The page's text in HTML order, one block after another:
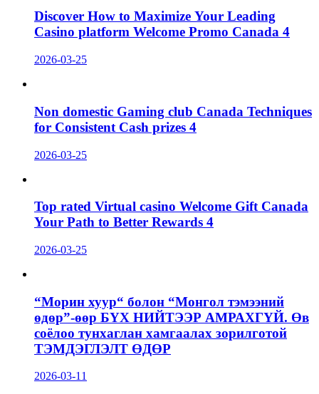
Discover How to Maximize Your Leading
Casino platform Welcome Promo Canada 4
2026-03-25
Non domestic Gaming club Canada Techniques
for Consistent Cash prizes 4
2026-03-25
Top rated Virtual casino Welcome Gift Canada
Your Path to Better Rewards 4
2026-03-25
“Морин хуур“ болон “Монгол тэмээний
өдөр”-өөр БҮХ НИЙТЭЭР АМРАХГҮЙ. Өв
соёлоо тунхаглан хамгаалах зорилготой
ТЭМДЭГЛЭЛТ ӨДӨР
2026-03-11